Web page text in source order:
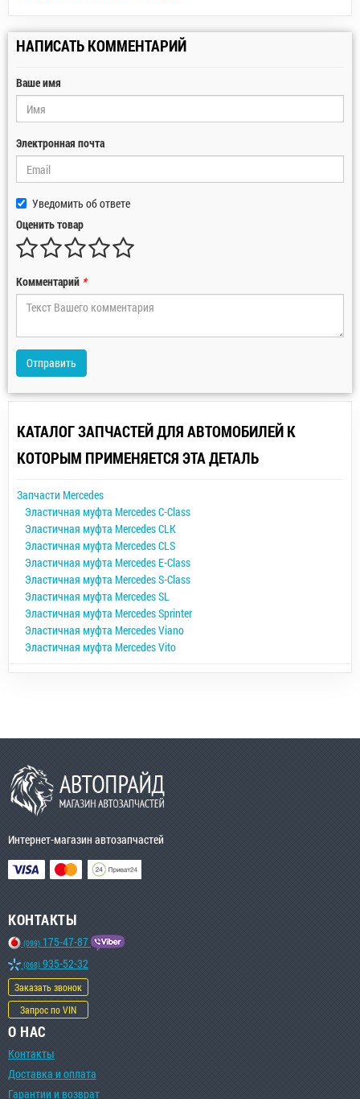
НАПИСАТЬ КОММЕНТАРИЙ
Ваше имя
Электронная почта
Уведомить об ответе
Оценить товар
Комментарий *
Отправить
КАТАЛОГ ЗАПЧАСТЕЙ ДЛЯ АВТОМОБИЛЕЙ К
КОТОРЫМ ПРИМЕНЯЕТСЯ ЭТА ДЕТАЛЬ
Запчасти Mercedes
Эластичная муфта Mercedes C-Class
Эластичная муфта Mercedes CLK
Эластичная муфта Mercedes CLS
Эластичная муфта Mercedes E-Class
Эластичная муфта Mercedes S-Class
Эластичная муфта Mercedes SL
Эластичная муфта Mercedes Sprinter
Эластичная муфта Mercedes Viano
Эластичная муфта Mercedes Vito
Интернет-магазин автозапчастей
КОНТАКТЫ
(099) 175-47-87
(068) 935-52-32
Заказать звонок
Запрос по VIN
О НАС
Контакты
Доставка и оплата
Гарантии и возврат